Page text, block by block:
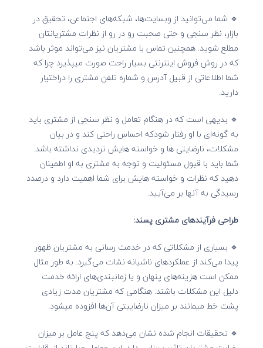
🔹 شما می‌توانید از وبسایت‌ها، شبکه‌های اجتماعی‌‌، تحقیق در
بازار‌، نظر سنجی و حتی صحبت رو در رو از نظرات مشتریانتان
مطلع شوید. همچنین تماس با مشتریان نیز می‌تواند موثر باشد
که در روش فروش اینترنتی بسیار راحت صورت میپذیرد چرا که
شما اطلاعاتی از قبیل آدرس و شماره تلفن مشتری را دراختیار
دارید.
🔹 بدیهی است که در هنگام تعامل و نظر سنجی از مشتری باید
به گونه‌ای با او رفتار شودکه احساس راحتی کند و در بیان
مشکلات، نارضایتی ها و خواسته هایش تردیدی نداشته باشد.
شما باید با قبول مسئولیت و توجه به مشتری به او اطمینان
دهید که نظرات و خواسته هایش برای شما اهمیت دارد و درصدد
رسیدگی به آنها بر می‌آیید.
طراحی فرآیندهای مشتری پسند:
🔹 ‌بسیاری از مشکلاتی که در خدمت رسانی به مشتریان ظهور
پیدا می‌کند از عملکردهای ناشیانه نشات می‌گیرد. به طور مثال
ممکن است هزینه‌های پنهان و یا زمانبندی‌های ارائه خدمت
دلیل این مشکلات باشند. هنگامی که مشتریان مدت زیادی
پشت خط میمانند بر میزان نارضایبتی آن‌ها افزوده میشود.
🔹 تحقیقات انجام شده نشان می‌دهد که پنج عامل بر میزان